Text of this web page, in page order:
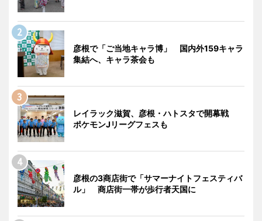
彦根で「ご当地キャラ博」 国内外159キャラ
集結へ、キャラ茶会も
レイラック滋賀、彦根・ハトスタで開幕戦
ポケモンJリーグフェスも
彦根の3商店街で「サマーナイトフェスティバ
ル」 商店街一帯が歩行者天国に